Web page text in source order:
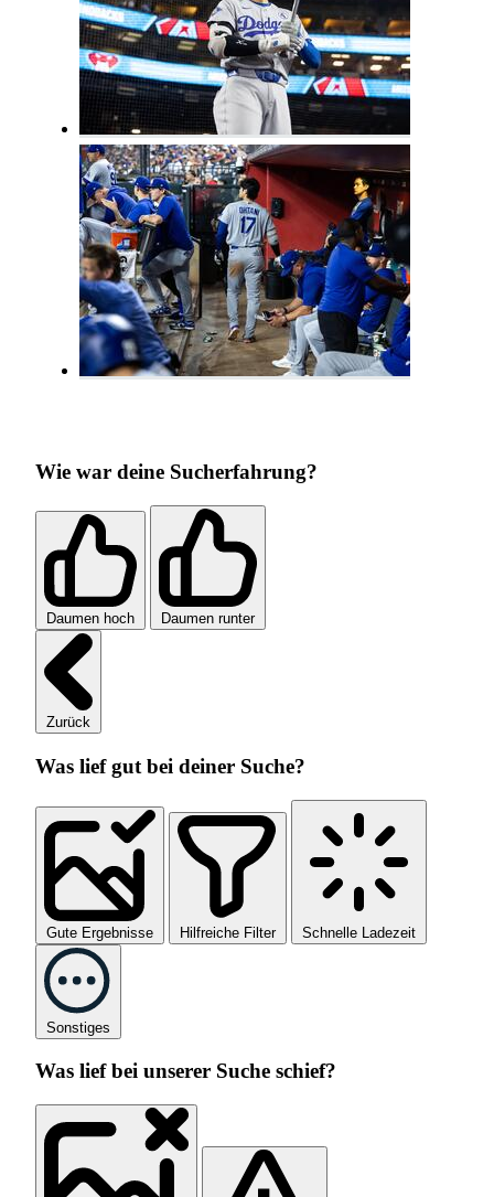
Wie war deine Sucherfahrung?
Daumen hoch Daumen runter
Zurück
Was lief gut bei deiner Suche?
Gute Ergebnisse Hilfreiche Filter Schnelle Ladezeit
Sonstiges
Was lief bei unserer Suche schief?